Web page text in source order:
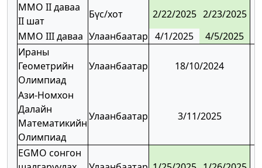
ММО II даваа
II шат
Бүс/хот 2/22/2025 2/23/2025
MMO III даваа Улаанбаатар 4/1/2025
4/5/2025
Ираны
Геометрийн
Олимпиад
Улаанбаатар 18/10/2024
Ази-Номхон
Далайн
Математикийн
Олимпиад
Улаанбаатар 3/11/2025
EGMO сонгон